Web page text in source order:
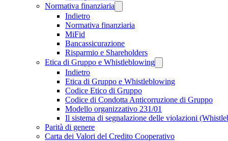
Normativa finanziaria
Indietro
Normativa finanziaria
MiFid
Bancassicurazione
Risparmio e Shareholders
Etica di Gruppo e Whistleblowing
Indietro
Etica di Gruppo e Whistleblowing
Codice Etico di Gruppo
Codice di Condotta Anticorruzione di Gruppo
Modello organizzativo 231/01
Il sistema di segnalazione delle violazioni
Parità di genere
Carta dei Valori del Credito Cooperativo